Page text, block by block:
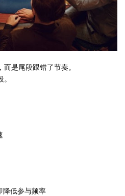
是尾段跟错了节奏。
降低参与频率